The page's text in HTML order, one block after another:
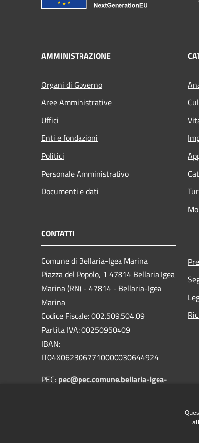
AMMINISTRAZIONE
Organi di Governo
Aree Amministrative
Uffici
Enti e fondazioni
Politici
Personale Amministrativo
Documenti e dati
CONTATTI
Comune di Bellaria-Igea Marina
Piazza del Popolo, 1 47814 Bellaria Igea
Marina (RN) - 47814 - Bellaria-Igea
Marina
Codice Fiscale: 002.509.504.09
Partita IVA: 00250950409
IBAN:
IT04X0623067710000030644924
PEC: pec@pec.comune.bellaria-igea-